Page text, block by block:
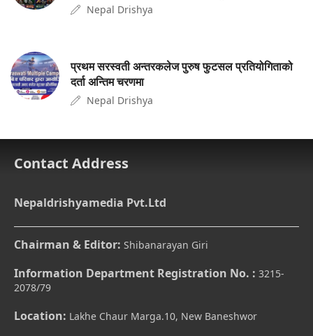
Nepal Drishya
प्रथम सरस्वती अन्तरकलेज पुरुष फुटसल प्रतियोगिताको
दर्ता अन्तिम चरणमा
Nepal Drishya
Contact Address
Nepaldrishyamedia Pvt.Ltd
Chairman & Editor: Shibanarayan Giri
Information Department Registration No. : 3215-
2078/79
Location: Lakhe Chaur Marga.10, New Baneshwor